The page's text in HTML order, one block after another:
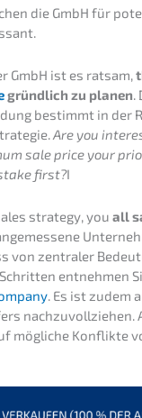
die GmbH für
GmbH ist es ratsam,
gründ­lich zu planen.
bestimmt in der
Are you
sale price your
first?I
strategy, you all
von zentra­ler
entneh­men
. Es ist zudem
nachzu­voll­zie­hen.
mögli­che Konflik­te